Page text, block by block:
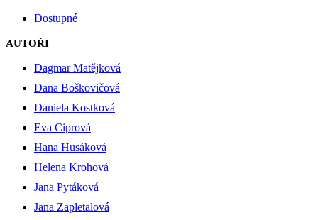
Dostupné
AUTOŘI
Dagmar Matějková
Dana Boškovičová
Daniela Kostková
Eva Ciprová
Hana Husáková
Helena Krohová
Jana Pytáková
Jana Zapletalová